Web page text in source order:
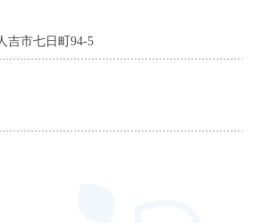
吉市七日町94-5